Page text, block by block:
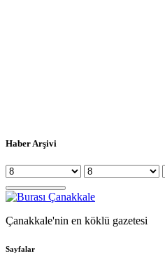
Haber Arşivi
Çanakkale'nin en köklü gazetesi
Sayfalar